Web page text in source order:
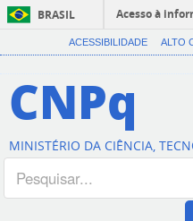
BRASIL
Acesso à
ACESSIBILIDADE ALTO
CNPq
MINISTÉRIO DA CIÊNCIA,